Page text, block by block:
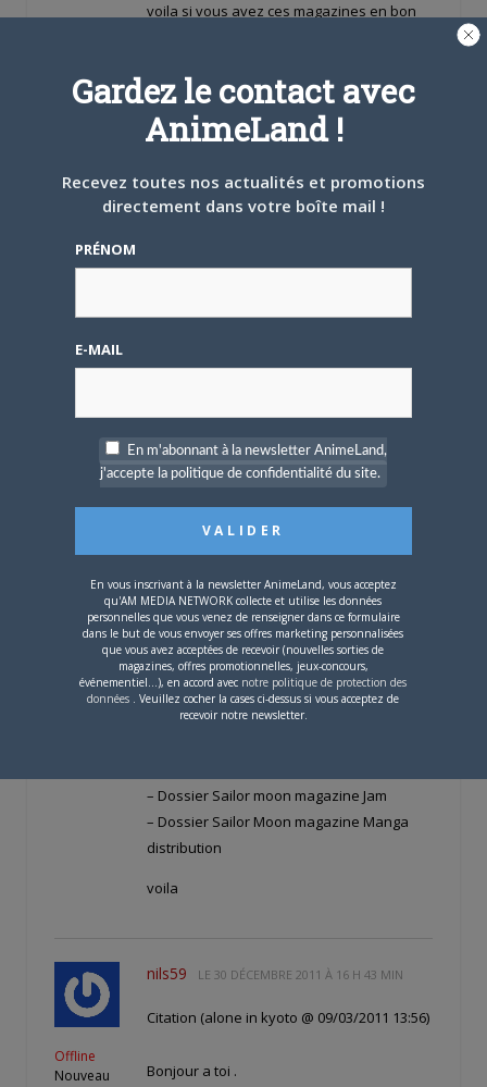
voila si vous avez ces magazines en bon
merci
Offline
Padawan
re
Byat 2011-08-12
Byat 2011-08-12
– DVD film 1, film 2 et film 3 en VO
– K7 VHS film 1 VF
– DVD 6 episodes VF sailor moon S
– album panini sailor moon non complet +
vignettes
– 5 figurines SD les 5 guerrieres de la lune
– fiches techniques sailor moon
(animeland, dorothee magazine, japan
vibes)
– fiches personnages + cartes dorothee
– Dossier Sailor moon magazine Jam
– Dossier Sailor Moon magazine Manga
distribution
voila
Offline
Nouveau
nils59 LE 30 DÉCEMBRE 2011 À 16 H 43 MIN
Citation (alone in kyoto @ 09/03/2011 13:56)
Bonjour a toi .
Gardez le contact avec
AnimeLand !
Recevez toutes nos actualités et promotions
directement dans votre boîte mail !
PRÉNOM
E-MAIL
En m'abonnant à la newsletter AnimeLand,
j'accepte la politique de confidentialité du site.
En vous inscrivant à la newsletter AnimeLand, vous acceptez
qu'AM MEDIA NETWORK collecte et utilise les données
personnelles que vous venez de renseigner dans ce formulaire
dans le but de vous envoyer ses offres marketing personnalisées
que vous avez acceptées de recevoir (nouvelles sorties de
magazines, offres promotionnelles, jeux-concours,
événementiel...), en accord avec notre politique de protection des
données . Veuillez cocher la cases ci-dessus si vous acceptez de
recevoir notre newsletter.